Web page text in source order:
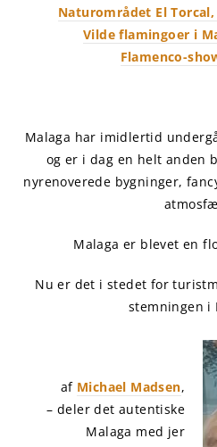
Naturområdet El
Vilde flamingoer i
Flamenco-
Malaga har imidlertid
og er i dag en helt anden
nyrenoverede bygninger,
Malaga er blevet en
Nu er det i stedet for
stemningen i
af Michael Madsen,
– deler det autentiske
Malaga med jer